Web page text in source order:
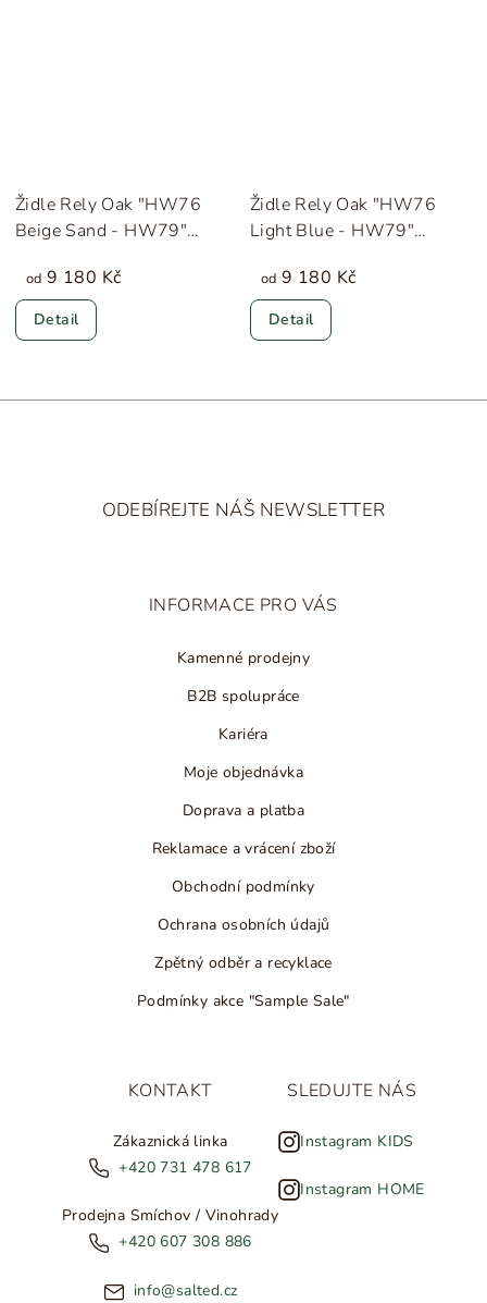
Židle Rely Oak "HW76
Beige Sand - HW79"
od 9 180 Kč
Detail
Židle Rely Oak "HW76
Light Blue - HW79"
od 9 180 Kč
Detail
ODEBÍREJTE NÁŠ NEWSLETTER
INFORMACE PRO VÁS
Kamenné prodejny
B2B spolupráce
Kariéra
Moje objednávka
Doprava a platba
Reklamace a vrácení zboží
Obchodní podmínky
Ochrana osobních údajů
Zpětný odběr a recyklace
Podmínky akce "Sample Sale"
KONTAKT
Zákaznická linka
+420 731 478 617
Prodejna Smíchov / Vinohrady
+420 607 308 886
info@salted.cz
SLEDUJTE NÁS
Instagram KIDS
Instagram HOME